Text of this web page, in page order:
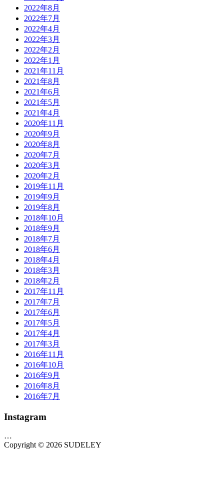
2022年8月
2022年7月
2022年4月
2022年3月
2022年2月
2022年1月
2021年11月
2021年8月
2021年6月
2021年5月
2021年4月
2020年11月
2020年9月
2020年8月
2020年7月
2020年3月
2020年2月
2019年11月
2019年9月
2019年8月
2018年10月
2018年9月
2018年7月
2018年6月
2018年4月
2018年3月
2018年2月
2017年11月
2017年7月
2017年6月
2017年5月
2017年4月
2017年3月
2016年11月
2016年10月
2016年9月
2016年8月
2016年7月
Instagram
…
Copyright © 2026 SUDELEY